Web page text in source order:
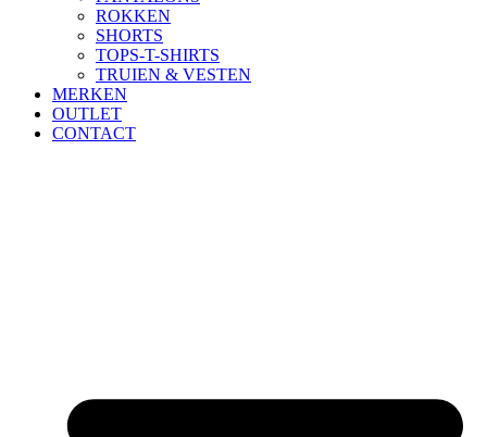
ROKKEN
SHORTS
TOPS-T-SHIRTS
TRUIEN & VESTEN
MERKEN
OUTLET
CONTACT